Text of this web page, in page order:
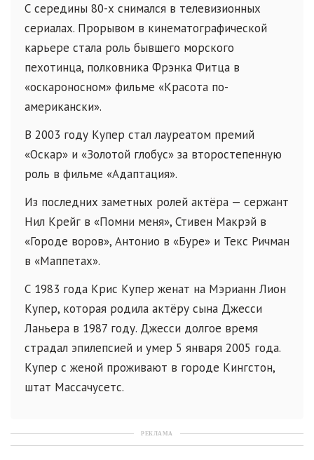
С середины 80-х снимался в телевизионных
сериалах. Прорывом в кинематографической
карьере стала роль бывшего морского
пехотинца, полковника Фрэнка Фитца в
«оскароносном» фильме «Красота по-
американски».
В 2003 году Купер стал лауреатом премий
«Оскар» и «Золотой глобус» за второстепенную
роль в фильме «Адаптация».
Из последних заметных ролей актёра — сержант
Нил Крейг в «Помни меня», Стивен Макрэй в
«Городе воров», Антонио в «Буре» и Текс Ричман
в «Маппетах».
С 1983 года Крис Купер женат на Мэрианн Лион
Купер, которая родила актёру сына Джесси
Ланьера в 1987 году. Джесси долгое время
страдал эпилепсией и умер 5 января 2005 года.
Купер с женой проживают в городе Кингстон,
штат Массачусетс.
РЕКЛАМА